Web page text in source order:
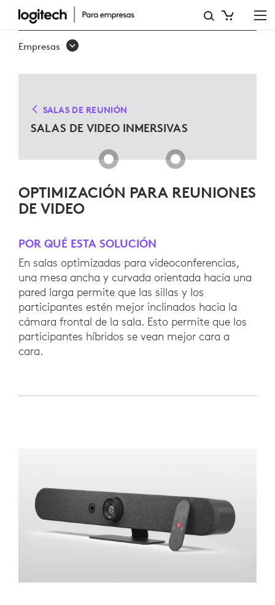
SALAS
DEEmpresas
SALAS DE REUNIÓN
SALAS DE VIDEO INMERSIVAS
OPTIMIZACIÓN PARA REUNIONES
DE VIDEO
POR QUÉ ESTA SOLUCIÓN
En salas optimizadas para videoconferencias,
una mesa ancha y curvada orientada hacia una
pared larga permite que las sillas y los
participantes estén mejor inclinados hacia la
cámara frontal de la sala. Esto permite que los
participantes híbridos se vean mejor cara a
cara.